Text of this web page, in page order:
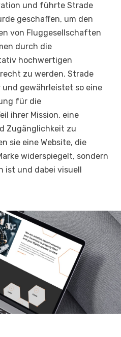
und führte Strade
geschaffen, um den
von Fluggesellschaften
durch die
hochwertigen
zu werden. Strade
gewährleistet so eine
für die
ihrer Mission, eine
Zugänglichkeit zu
sie eine Website, die
widerspiegelt, sondern
und dabei visuell